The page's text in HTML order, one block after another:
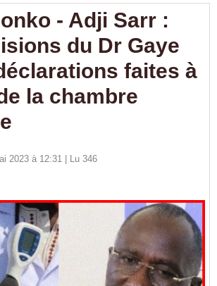
- Adji Sarr :
du Dr Gaye
faites à
la chambre
2023 à 12:31 | Lu 346